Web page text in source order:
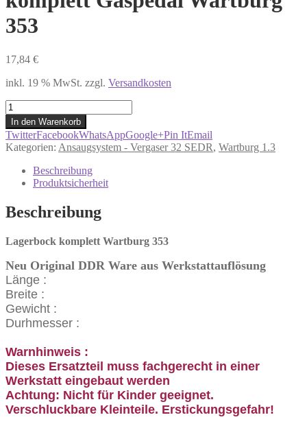
353
17,84 €
inkl. 19 % MwSt. zzgl. Versandkosten
Lagerbock
Lagerbuchse
komplett
Gaspedal
Wartburg
Menge
In den Warenkorb
TwitterFacebookWhatsAppGoogle+Pin ItEmail
Kategorien: Ansaugsystem - Vergaser 32 SEDR, Wartburg 1.3
Beschreibung
Produktsicherheit
Beschreibung
Lagerbock komplett Wartburg 353
Neu Original DDR Ware aus Werkstattauflösung
Länge :
Breite :
Gewicht :
Durhmesser :
Warnhinweis :
Dieses Ersatzteil muss fachgerecht in einer
Werkstatt eingebaut werden
Achtung: Nicht für Kinder geeignet.
Verschluckbare Kleinteile. Erstickungsgefahr!